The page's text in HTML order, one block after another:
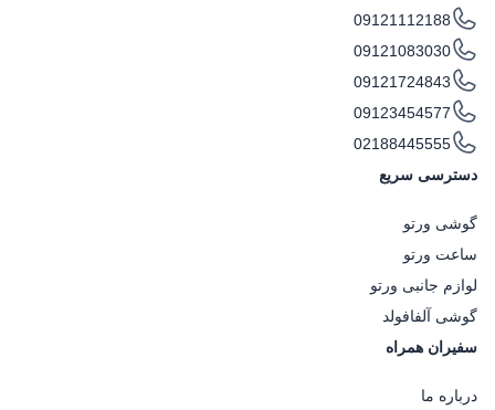
09121112188
09121083030
09121724843
09123454577
02188445555
دسترسی سریع
گوشی ورتو
ساعت ورتو
لوازم جانبی ورتو
گوشی آلفافولد
سفیران همراه
درباره ما